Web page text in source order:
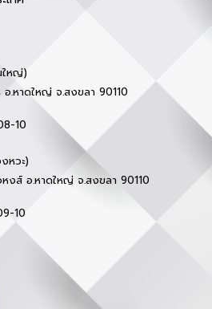
ใหญ่)
หาดใหญ่ จ.สงขลา 90110
10
หวะ)
ส์ อ.หาดใหญ่ จ.สงขลา 90110
10